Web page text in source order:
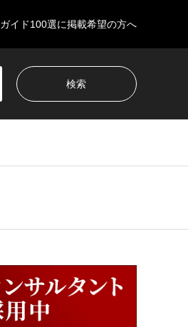
ガイド100選に掲載希望の方へ